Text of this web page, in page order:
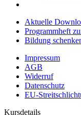
Aktuelle
Programmheft
Bildung
Impressum
AGB
Widerruf
Datenschutz
EU-
Kursdetails